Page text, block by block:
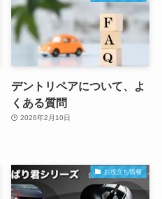
デントリペアについて、よ
くある質問
2026年2月10日
お役立ち情報